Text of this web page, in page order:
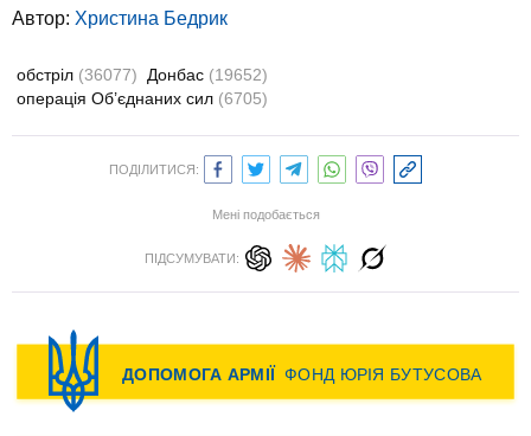
Автор: Христина Бедрик
обстріл (36077) Донбас (19652)
операція Об’єднаних сил (6705)
ПОДІЛИТИСЯ:
Мені подобається
ПІДСУМУВАТИ: